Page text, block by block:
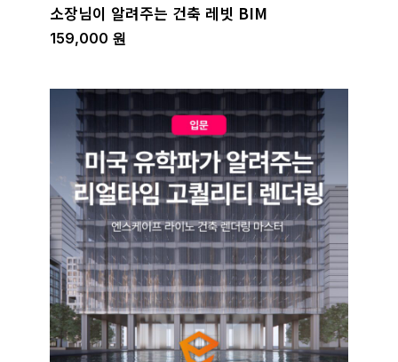
소장님이 알려주는 건축 레빗 BIM
159,000 원